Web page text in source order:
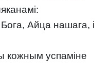
Айца нашага, і
кожным успаміне